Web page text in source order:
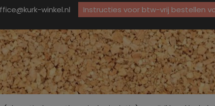
winkel.nl Instructies voor btw-vrij bestellen